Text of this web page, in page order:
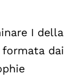
I della
formata dai